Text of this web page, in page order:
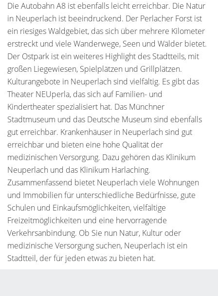
Die Autobahn A8 ist ebenfalls leicht erreichbar. Die Natur
in Neuperlach ist beeindruckend. Der Perlacher Forst ist
ein riesiges Waldgebiet, das sich über mehrere Kilometer
erstreckt und viele Wanderwege, Seen und Wälder bietet.
Der Ostpark ist ein weiteres Highlight des Stadtteils, mit
großen Liegewiesen, Spielplätzen und Grillplätzen.
Kulturangebote in Neuperlach sind vielfältig. Es gibt das
Theater NEUperla, das sich auf Familien- und
Kindertheater spezialisiert hat. Das Münchner
Stadtmuseum und das Deutsche Museum sind ebenfalls
gut erreichbar. Krankenhäuser in Neuperlach sind gut
erreichbar und bieten eine hohe Qualität der
medizinischen Versorgung. Dazu gehören das Klinikum
Neuperlach und das Klinikum Harlaching.
Zusammenfassend bietet Neuperlach viele Wohnungen
und Immobilien für unterschiedliche Bedürfnisse, gute
Schulen und Einkaufsmöglichkeiten, vielfältige
Freizeitmöglichkeiten und eine hervorragende
Verkehrsanbindung. Ob Sie nun Natur, Kultur oder
medizinische Versorgung suchen, Neuperlach ist ein
Stadtteil, der für jeden etwas zu bieten hat.